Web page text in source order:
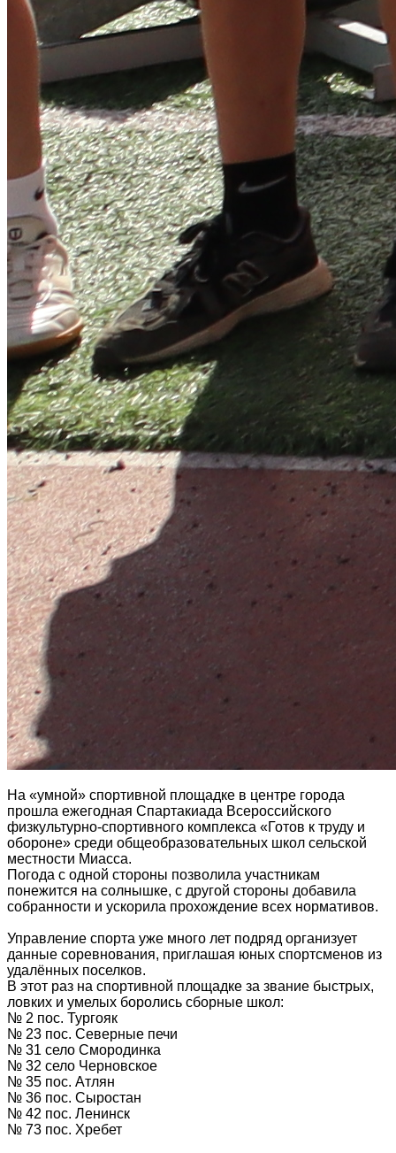
На «умной» спортивной площадке в центре города
прошла ежегодная Спартакиада Всероссийского
физкультурно-спортивного комплекса «Готов к труду и
обороне» среди общеобразовательных школ сельской
местности Миасса.
Погода с одной стороны позволила участникам
понежится на солнышке, с другой стороны добавила
собранности и ускорила прохождение всех нормативов.
Управление спорта уже много лет подряд организует
данные соревнования, приглашая юных спортсменов из
удалённых поселков.
В этот раз на спортивной площадке за звание быстрых,
ловких и умелых боролись сборные школ:
№ 2 пос. Тургояк
№ 23 пос. Северные печи
№ 31 село Смородинка
№ 32 село Черновское
№ 35 пос. Атлян
№ 36 пос. Сыростан
№ 42 пос. Ленинск
№ 73 пос. Хребет